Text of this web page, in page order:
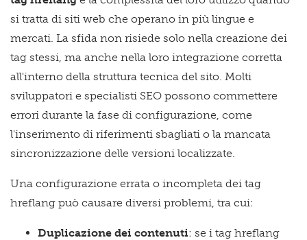
si tratta di siti web che operano in più lingue e
mercati. La sfida non risiede solo nella creazione dei
tag stessi, ma anche nella loro integrazione corretta
all'interno della struttura tecnica del sito. Molti
sviluppatori e specialisti SEO possono commettere
errori durante la fase di configurazione, come
l'inserimento di riferimenti sbagliati o la mancata
sincronizzazione delle versioni localizzate.
Una configurazione errata o incompleta dei tag
hreflang può causare diversi problemi, tra cui:
Duplicazione dei contenuti: se i tag hreflang